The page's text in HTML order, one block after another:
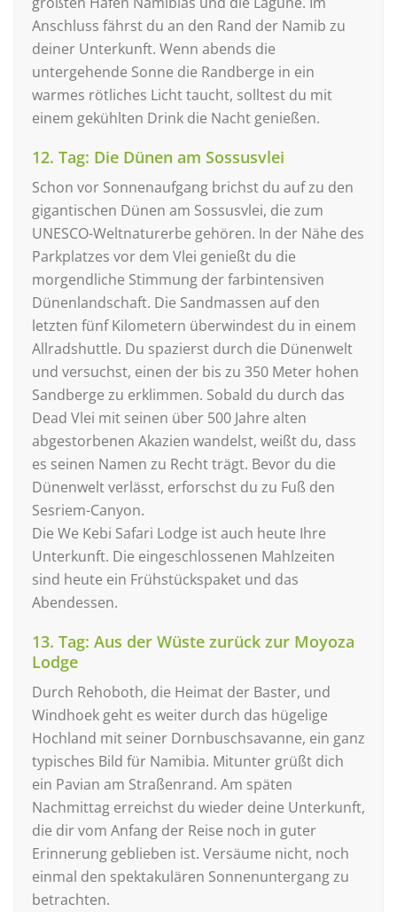
Anschluss fährst du an den Rand der Namib zu
deiner Unterkunft. Wenn abends die
untergehende Sonne die Randberge in ein
warmes rötliches Licht taucht, solltest du mit
einem gekühlten Drink die Nacht genießen.
12. Tag: Die Dünen am Sossusvlei
Schon vor Sonnenaufgang brichst du auf zu den
gigantischen Dünen am Sossusvlei, die zum
UNESCO-Weltnaturerbe gehören. In der Nähe des
Parkplatzes vor dem Vlei genießt du die
morgendliche Stimmung der farbintensiven
Dünenlandschaft. Die Sandmassen auf den
letzten fünf Kilometern überwindest du in einem
Allradshuttle. Du spazierst durch die Dünenwelt
und versuchst, einen der bis zu 350 Meter hohen
Sandberge zu erklimmen. Sobald du durch das
Dead Vlei mit seinen über 500 Jahre alten
abgestorbenen Akazien wandelst, weißt du, dass
es seinen Namen zu Recht trägt. Bevor du die
Dünenwelt verlässt, erforschst du zu Fuß den
Sesriem-Canyon.
Die We Kebi Safari Lodge ist auch heute Ihre
Unterkunft. Die eingeschlossenen Mahlzeiten
sind heute ein Frühstückspaket und das
Abendessen.
13. Tag: Aus der Wüste zurück zur Moyoza
Lodge
Durch Rehoboth, die Heimat der Baster, und
Windhoek geht es weiter durch das hügelige
Hochland mit seiner Dornbuschsavanne, ein ganz
typisches Bild für Namibia. Mitunter grüßt dich
ein Pavian am Straßenrand. Am späten
Nachmittag erreichst du wieder deine Unterkunft,
die dir vom Anfang der Reise noch in guter
Erinnerung geblieben ist. Versäume nicht, noch
einmal den spektakulären Sonnenuntergang zu
betrachten.